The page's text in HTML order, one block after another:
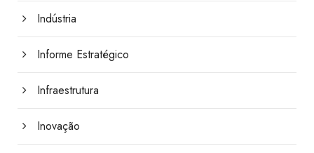
Indústria
Informe Estratégico
Infraestrutura
Inovação